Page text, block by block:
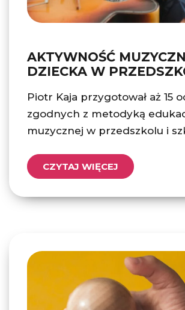
AKTYWNOŚĆ
DZIECKA W
Piotr Kaja przygotował aż 15
zgodnych z metodyką
muzycznej w przedszkolu i
CZYTAJ WIĘCEJ